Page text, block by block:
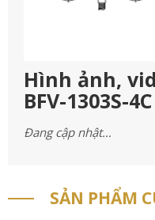
Hình ảnh,
BFV-1303S-
Đang cập nhật…
SẢN PHẨM